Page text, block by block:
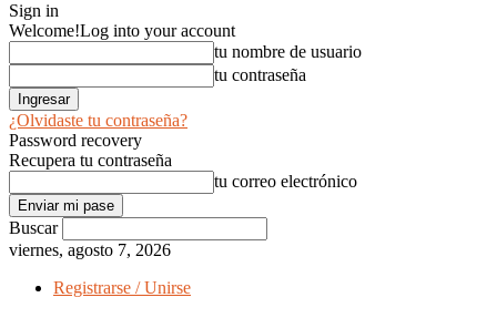
Sign in
Welcome!Log into your account
tu nombre de usuario
tu contraseña
¿Olvidaste tu contraseña?
Password recovery
Recupera tu contraseña
tu correo electrónico
Buscar
viernes, agosto 7, 2026
Registrarse / Unirse